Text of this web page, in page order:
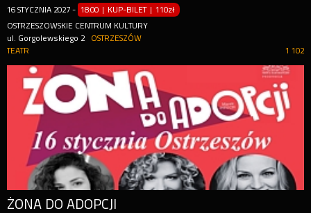
16 STYCZNIA 2027 - 18:00 | KUP-BILET |110zł
OSTRZESZOWSKIE CENTRUM KULTURY
ul. Gorgolewskiego 2
OSTRZESZÓW
1 102
TEATR
ŻONA DO ADOPCJI